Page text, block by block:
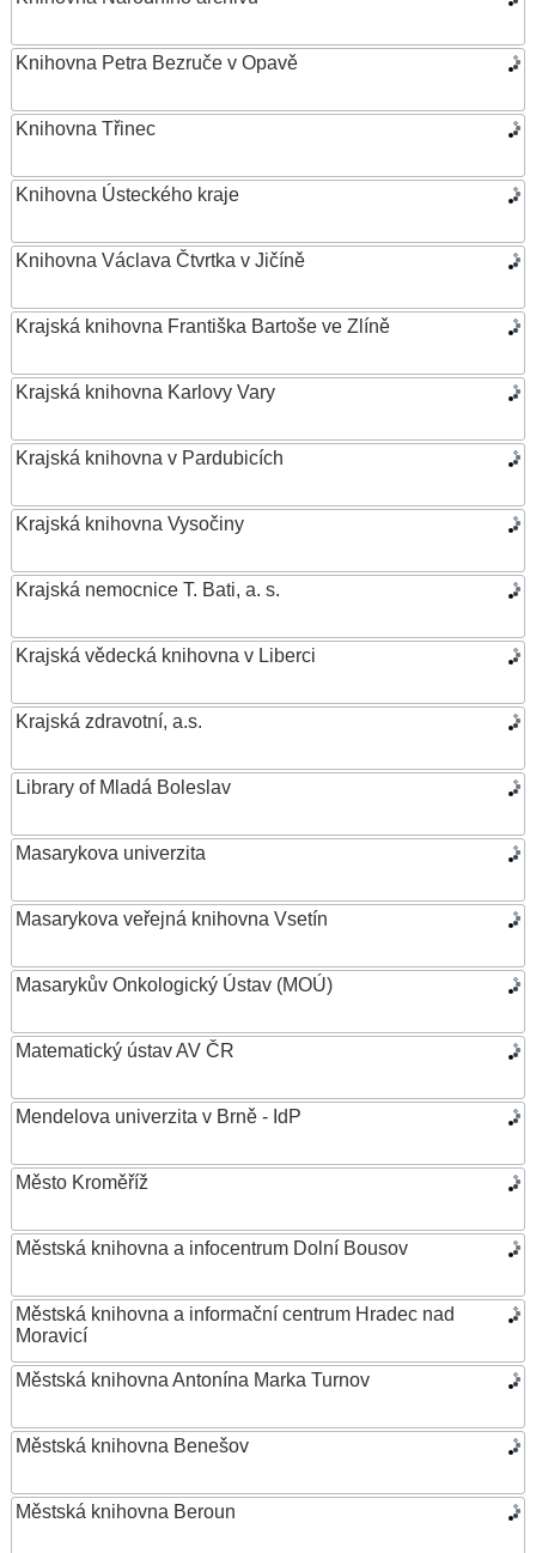
Knihovna Petra Bezruče v Opavě
Knihovna Třinec
Knihovna Ústeckého kraje
Knihovna Václava Čtvrtka v Jičíně
Krajská knihovna Františka Bartoše ve Zlíně
Krajská knihovna Karlovy Vary
Krajská knihovna v Pardubicích
Krajská knihovna Vysočiny
Krajská nemocnice T. Bati, a. s.
Krajská vědecká knihovna v Liberci
Krajská zdravotní, a.s.
Library of Mladá Boleslav
Masarykova univerzita
Masarykova veřejná knihovna Vsetín
Masarykův Onkologický Ústav (MOÚ)
Matematický ústav AV ČR
Mendelova univerzita v Brně - IdP
Město Kroměříž
Městská knihovna a infocentrum Dolní Bousov
Městská knihovna a informační centrum Hradec nad
Moravicí
Městská knihovna Antonína Marka Turnov
Městská knihovna Benešov
Městská knihovna Beroun